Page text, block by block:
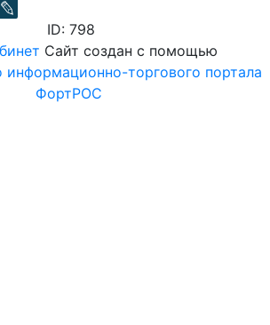
ID: 798
Сайт создан с помощью
торгового портала
ФортРОС